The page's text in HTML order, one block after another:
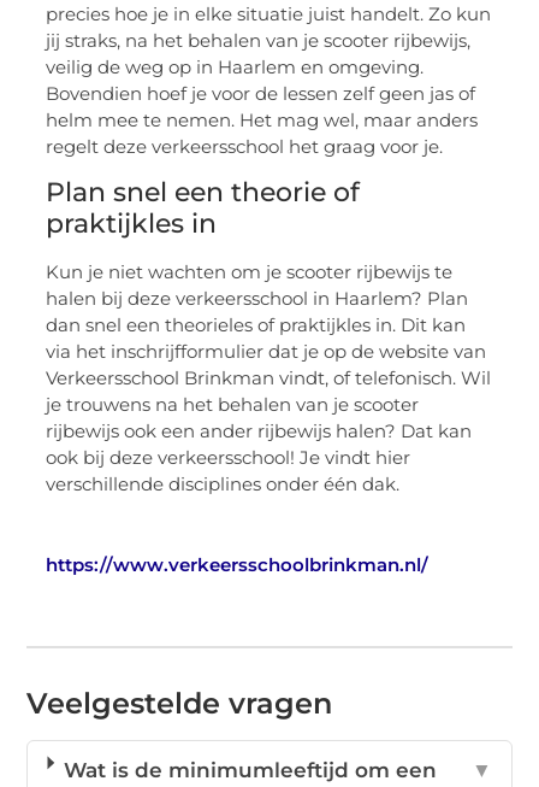
precies hoe je in elke situatie juist handelt. Zo kun
jij straks, na het behalen van je scooter rijbewijs,
veilig de weg op in Haarlem en omgeving.
Bovendien hoef je voor de lessen zelf geen jas of
helm mee te nemen. Het mag wel, maar anders
regelt deze verkeersschool het graag voor je.
Plan snel een theorie of
praktijkles in
Kun je niet wachten om je scooter rijbewijs te
halen bij deze verkeersschool in Haarlem? Plan
dan snel een theorieles of praktijkles in. Dit kan
via het inschrijfformulier dat je op de website van
Verkeersschool Brinkman vindt, of telefonisch. Wil
je trouwens na het behalen van je scooter
rijbewijs ook een ander rijbewijs halen? Dat kan
ook bij deze verkeersschool! Je vindt hier
verschillende disciplines onder één dak.
https://www.verkeersschoolbrinkman.nl/
Veelgestelde vragen
Wat is de minimumleeftijd om een
▼